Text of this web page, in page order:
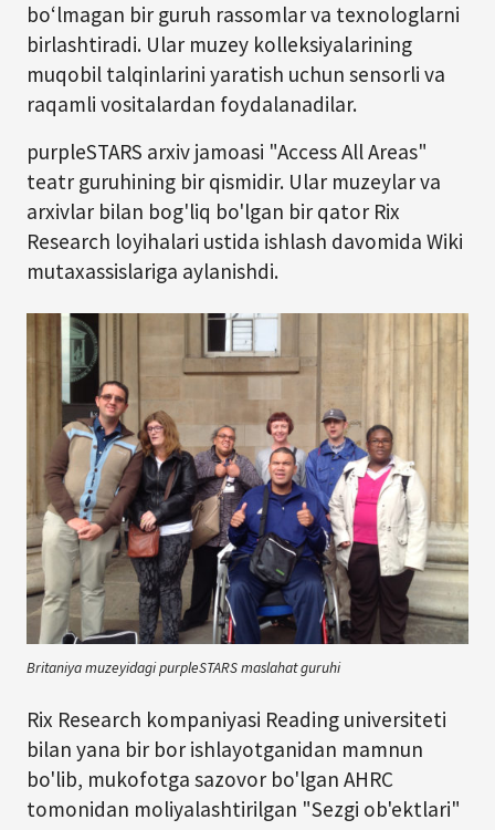
boʻlmagan bir guruh rassomlar va texnologlarni
birlashtiradi. Ular muzey kolleksiyalarining
muqobil talqinlarini yaratish uchun sensorli va
raqamli vositalardan foydalanadilar.
purpleSTARS arxiv jamoasi "Access All Areas"
teatr guruhining bir qismidir. Ular muzeylar va
arxivlar bilan bog'liq bo'lgan bir qator Rix
Research loyihalari ustida ishlash davomida Wiki
mutaxassislariga aylanishdi.
Britaniya muzeyidagi purpleSTARS maslahat guruhi
Rix Research kompaniyasi Reading universiteti
bilan yana bir bor ishlayotganidan mamnun
bo'lib, mukofotga sazovor bo'lgan AHRC
tomonidan moliyalashtirilgan "Sezgi ob'ektlari"